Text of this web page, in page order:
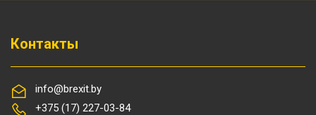
Контакты
info@brexit.by
+375 (17) 227-03-84